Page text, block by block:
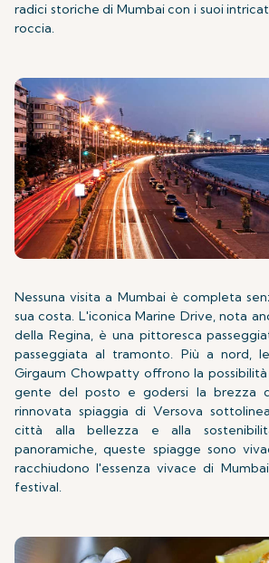
radici storiche di Mumbai con i suoi
roccia.
Nessuna visita a Mumbai è completa
sua costa. L'iconica Marine Drive, nota
della Regina, è una pittoresca
passeggiata al tramonto. Più a nord,
Girgaum Chowpatty offrono la
gente del posto e godersi la brezza
rinnovata spiaggia di Versova
città alla bellezza e alla
panoramiche, queste spiagge sono
racchiudono l'essenza vivace di
festival.